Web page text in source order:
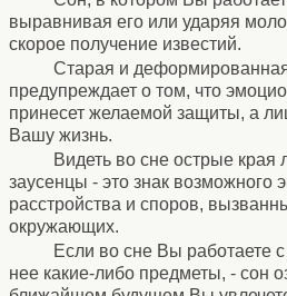
выравнивая его или ударяя
скорое получение известий.
Старая и
предупреждает о том, что
принесет желаемой защиты, а
Вашу жизнь.
Видеть во сне острые края
заусенцы - это знак возможного
расстройства и споров,
окружающих.
Если во сне Вы работаете
нее какие-либо предметы, - сон